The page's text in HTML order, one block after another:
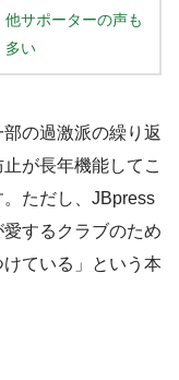
他サポーターの声も
多い
の過激派の繰り返
が長年機能してこ
ただし、JBpress
するクラブのため
ている」という本